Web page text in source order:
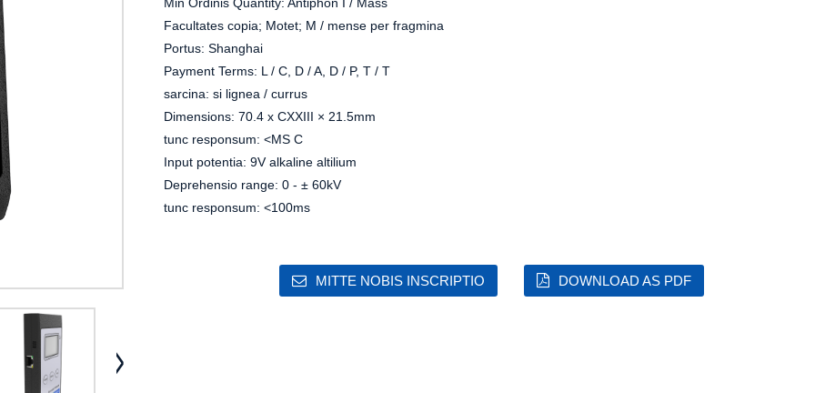
Facultates copia; Motet; M / mense per fragmina
Portus: Shanghai
Payment Terms: L / C, D / A, D / P, T / T
sarcina: si lignea / currus
Dimensions: 70.4 x CXXIII × 21.5mm
tunc responsum: <MS C
Input potentia: 9V alkaline altilium
Deprehensio range: 0 - ± 60kV
tunc responsum: <100ms
MITTE NOBIS INSCRIPTIO DOWNLOAD AS PDF